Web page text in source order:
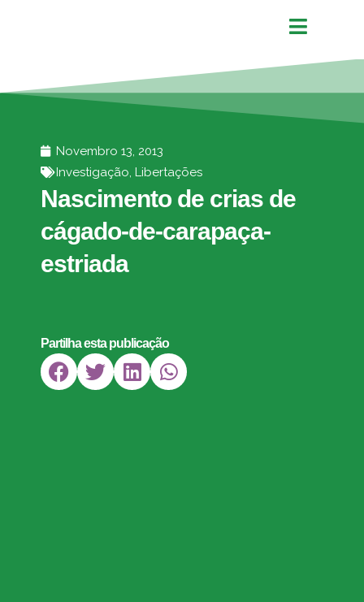
Novembro 13, 2013
Investigação, Libertações
Nascimento de crias de
cágado-de-carapaça-
estriada
Partilha esta publicação